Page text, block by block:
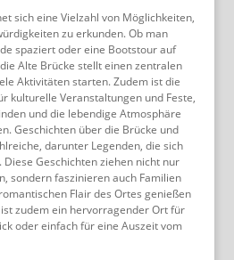
sich eine Vielzahl von Möglichkeiten,
zu erkunden. Ob man
spaziert oder eine Bootstour auf
Alte Brücke stellt einen zentralen
Aktivitäten starten. Zudem ist die
kulturelle Veranstaltungen und Feste,
und die lebendige Atmosphäre
Geschichten über die Brücke und
darunter Legenden, die sich
Geschichten ziehen nicht nur
sondern faszinieren auch Familien
Flair des Ortes genießen
zudem ein hervorragender Ort für
oder einfach für eine Auszeit vom